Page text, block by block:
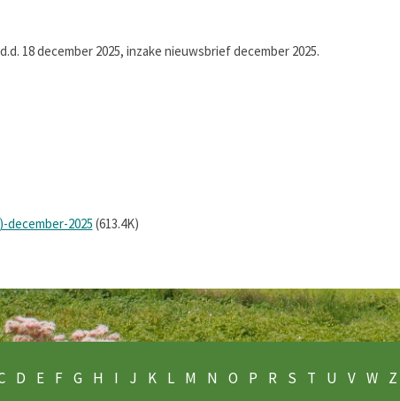
18 december 2025, inzake nieuwsbrief december 2025.
december-2025 (613.4K)
D E F G H I J K L M N O P R S T U V W Z